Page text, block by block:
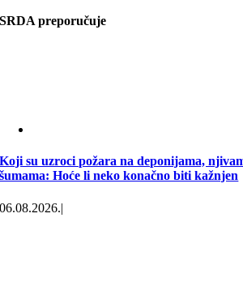
SRDA preporučuje
Koji su uzroci požara na deponijama,
šumama: Hoće li neko konačno biti kažnjen
06.08.2026.|